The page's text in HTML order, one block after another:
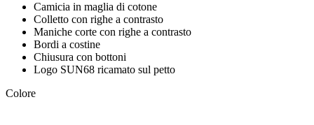
Camicia in maglia di cotone
Colletto con righe a contrasto
Maniche corte con righe a contrasto
Bordi a costine
Chiusura con bottoni
Logo SUN68 ricamato sul petto
Colore